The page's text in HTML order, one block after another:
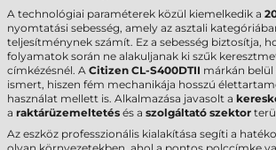
A technológiai paraméterek közül kiemelkedik a
nyomtatási sebesség, amely az asztali
teljesítménynek számít. Ez a sebesség biztosítja,
folyamatok során ne alakuljanak ki szűk
címkézésnél. A Citizen CL-S400DTII márkán
ismert, hiszen fém mechanikája hosszú
használat mellett is. Alkalmazása javasolt a
a raktárüzemeltetés és a szolgáltató szektor
Az eszköz professzionális kialakítása segíti a